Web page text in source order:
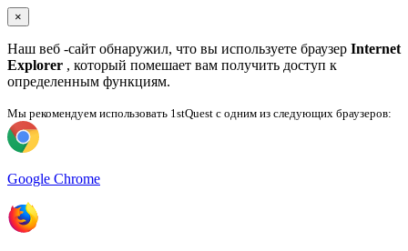
×
Наш веб -сайт обнаружил, что вы используете браузер Internet
Explorer , который помешает вам получить доступ к
определенным функциям.
Мы рекомендуем использовать 1stQuest с одним из следующих браузеров:
Google Chrome